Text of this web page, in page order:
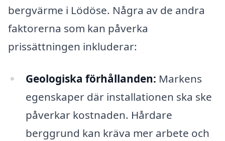
bergvärme i Lödöse. Några av de andra
faktorerna som kan påverka
prissättningen inkluderar:
Geologiska förhållanden: Markens
egenskaper där installationen ska ske
påverkar kostnaden. Hårdare
berggrund kan kräva mer arbete och